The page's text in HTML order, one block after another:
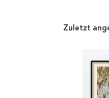
Zuletzt